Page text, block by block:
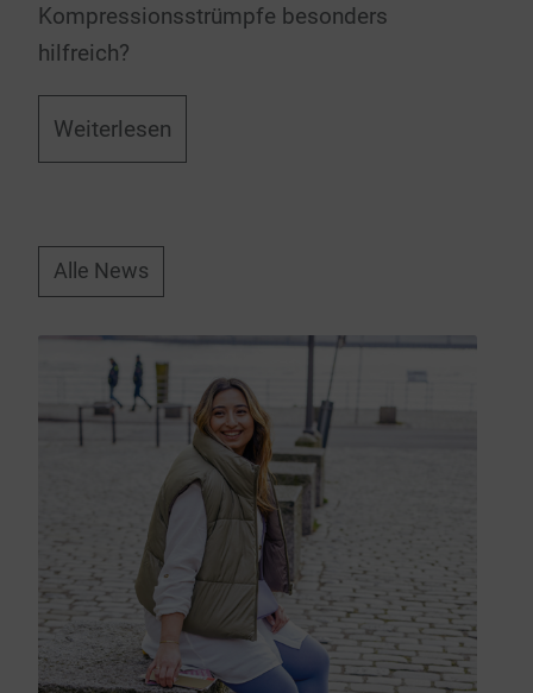
Kompressionsstrümpfe besonders
hilfreich?
Weiterlesen
Alle News